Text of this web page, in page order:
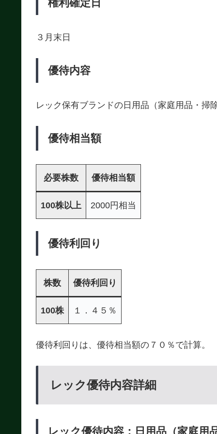
権利確定日
３月末日
優待内容
レック保有ブランドの日用品（家庭用品・掃
優待相当額
必要株数 優待相当額
100株以上 2000円相当
優待利回り
株数 優待利回り
100株 １．４５％
優待利回りは、優待相当額の７０％で計算。
レック優待内容詳細
レック優待内容：日用品（家庭用